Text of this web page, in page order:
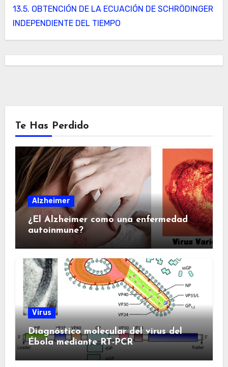
13.5. OBTENCIÓN DE LA ECUACIÓN DE SCHRÖDINGER
INDEPENDIENTE DEL TIEMPO
Te Has Perdido
Alzheimer
¿El Alzheimer como una enfermedad
autoinmune?
Virus
Diagnóstico molecular del virus del
Ébola mediante RT-PCR